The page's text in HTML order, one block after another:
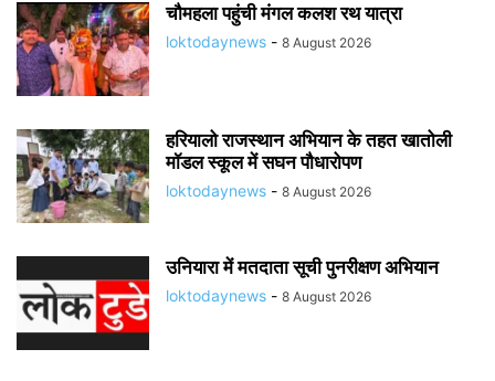
चौमहला पहुंची मंगल कलश रथ यात्रा
loktodaynews - 8 August 2026
हरियालो राजस्थान अभियान के तहत खातोली
मॉडल स्कूल में सघन पौधारोपण
loktodaynews - 8 August 2026
उनियारा में मतदाता सूची पुनरीक्षण अभियान
loktodaynews - 8 August 2026